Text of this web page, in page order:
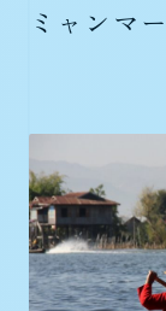
ミャンマ